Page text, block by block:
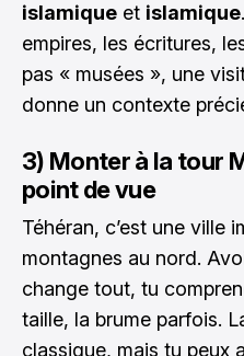
islamique et islamique
empires, les écritures,
pas « musées », une
donne un contexte
3) Monter à la tour
point de vue
Téhéran, c’est une ville
montagnes au nord.
change tout, tu
taille, la brume parfois.
classique, mais tu peux